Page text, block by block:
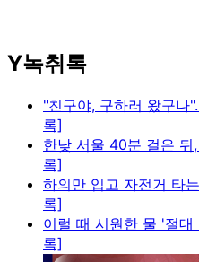
Y녹취록
"친구야, 구하러 왔구나
록]
한낮 서울 40분 걸은 뒤
록]
하의만 입고 자전거 타
록]
이럴 때 시원한 물 '절대
록]